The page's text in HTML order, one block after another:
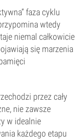
faza cyklu
wtedy
niemal całkowicie
się marzenia
przez cały
nie zawsze
w idealnie
każdego etapu